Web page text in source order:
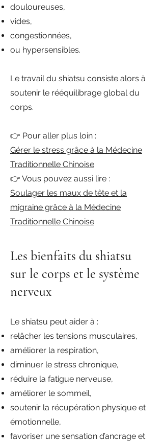
douloureuses,
vides,
congestionnées,
ou hypersensibles.
Le travail du shiatsu consiste alors à
soutenir le rééquilibrage global du
corps.
👉 Pour aller plus loin :
Gérer le stress grâce à la Médecine
Traditionnelle Chinoise
👉 Vous pouvez aussi lire :
Soulager les maux de tête et la
migraine grâce à la Médecine
Traditionnelle Chinoise
Les bienfaits du shiatsu
sur le corps et le système
nerveux
Le shiatsu peut aider à :
relâcher les tensions musculaires,
améliorer la respiration,
diminuer le stress chronique,
réduire la fatigue nerveuse,
améliorer le sommeil,
soutenir la récupération physique et
émotionnelle,
favoriser une sensation d’ancrage et